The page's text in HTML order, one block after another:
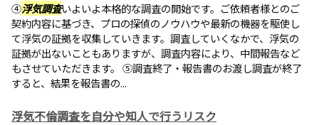
④浮気調査いよいよ本格的な調査の開始です。ご依頼者様とのご
契約内容に基づき、プロの探偵のノウハウや最新の機器を駆使し
て浮気の証拠を収集していきます。調査していくなかで、浮気の
証拠が出ないこともありますが、調査内容により、中間報告など
もさせていただきます。 ⑤調査終了・報告書のお渡し調査が終了
すると、結果を報告書の...
浮気不倫調査を自分や知人で行うリスク